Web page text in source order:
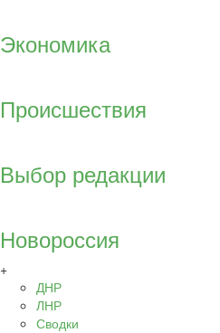
Экономика
Происшествия
Выбор редакции
Новороссия
+
ДНР
ЛНР
Сводки